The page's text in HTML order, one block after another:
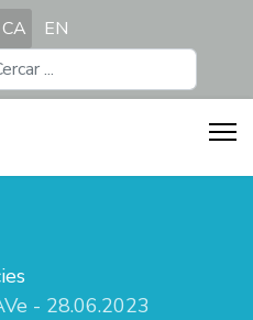
el seu idioma
CA EN
...
- 28.06.2023